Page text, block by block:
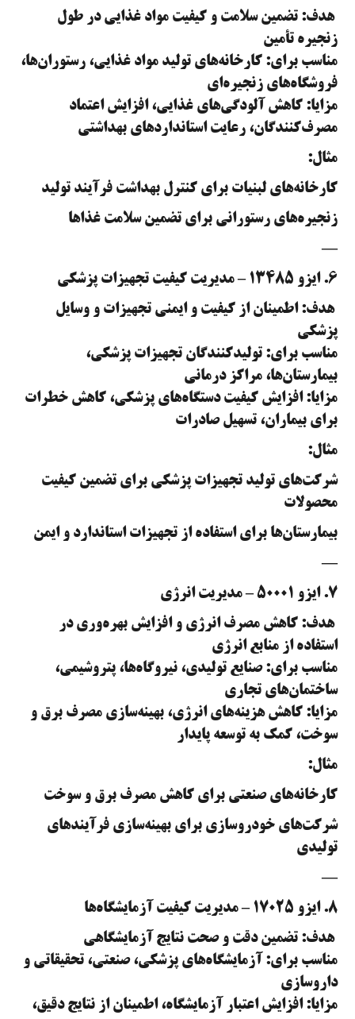
هدف: تضمین سلامت و کیفیت مواد غذایی در طول
زنجیره تأمین
مناسب برای: کارخانه‌های تولید مواد غذایی، رستوران‌ها،
فروشگاه‌های زنجیره‌ای
مزایا: کاهش آلودگی‌های غذایی، افزایش اعتماد
مصرف‌کنندگان، رعایت استانداردهای بهداشتی
مثال:
کارخانه‌های لبنیات برای کنترل بهداشت فرآیند تولید
زنجیره‌های رستورانی برای تضمین سلامت غذاها
—
۶. ایزو ۱۳۴۸۵ – مدیریت کیفیت تجهیزات پزشکی
هدف: اطمینان از کیفیت و ایمنی تجهیزات و وسایل
پزشکی
مناسب برای: تولیدکنندگان تجهیزات پزشکی،
بیمارستان‌ها، مراکز درمانی
مزایا: افزایش کیفیت دستگاه‌های پزشکی، کاهش خطرات
برای بیماران، تسهیل صادرات
مثال:
شرکت‌های تولید تجهیزات پزشکی برای تضمین کیفیت
محصولات
بیمارستان‌ها برای استفاده از تجهیزات استاندارد و ایمن
—
۷. ایزو ۵۰۰۰۱ – مدیریت انرژی
هدف: کاهش مصرف انرژی و افزایش بهره‌وری در
استفاده از منابع انرژی
مناسب برای: صنایع تولیدی، نیروگاه‌ها، پتروشیمی،
ساختمان‌های تجاری
مزایا: کاهش هزینه‌های انرژی، بهینه‌سازی مصرف برق و
سوخت، کمک به توسعه پایدار
مثال:
کارخانه‌های صنعتی برای کاهش مصرف برق و سوخت
شرکت‌های خودروسازی برای بهینه‌سازی فرآیندهای
تولیدی
—
۸. ایزو ۱۷۰۲۵ – مدیریت کیفیت آزمایشگاه‌ها
هدف: تضمین دقت و صحت نتایج آزمایشگاهی
مناسب برای: آزمایشگاه‌های پزشکی، صنعتی، تحقیقاتی و
داروسازی
مزایا: افزایش اعتبار آزمایشگاه، اطمینان از نتایج دقیق،